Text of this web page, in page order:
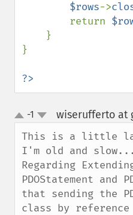
$rows->
        return
}
?>
up
down
-1 wiserufferto at
This is a little
I'm old and
Regarding
PDOStatement and
that sending the
class by